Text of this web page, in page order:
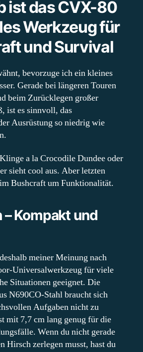
ist das CVX-80
Werkzeug für
und Survival
bevorzuge ich ein kleines
Gerade bei längeren Touren
beim Zurücklegen großer
ist es sinnvoll, das
Ausrüstung so niedrig wie
a la Crocodile Dundee oder
sieht cool aus. Aber letzten
Bushcraft um Funktionalität.
– Kompakt und
meiner Meinung nach
Universalwerkzeug für viele
Situationen geeignet. Die
N690CO-Stahl braucht sich
Aufgaben nicht zu
mit 7,7 cm lang genug für die
Wenn du nicht gerade
Hirsch zerlegen musst, hast du